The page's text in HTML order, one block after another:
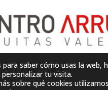
saber cómo usas la web,
tu visita.
sobre qué cookies